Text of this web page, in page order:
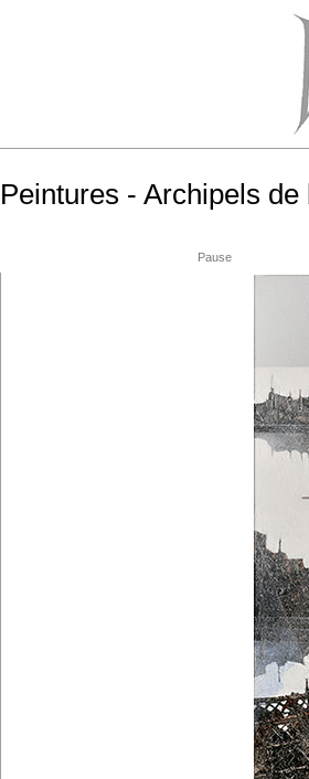
Peintures - Archipels
Pause